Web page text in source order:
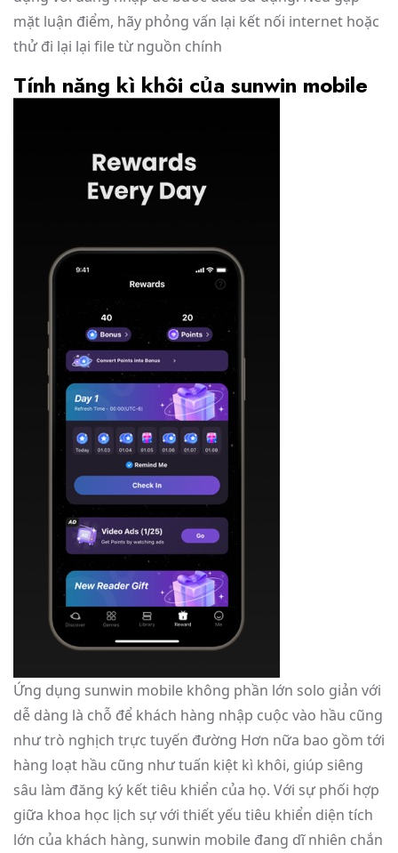
mặt luận điểm, hãy phỏng vấn lại kết nối internet hoặc
thử đi lại lại file từ nguồn chính
Tính năng kì khôi của sunwin mobile
Ứng dụng sunwin mobile không phần lớn solo giản với
dễ dàng là chỗ để khách hàng nhập cuộc vào hầu cũng
như trò nghịch trực tuyến đường Hơn nữa bao gồm tới
hàng loạt hầu cũng như tuấn kiệt kì khôi, giúp siêng
sâu làm đăng ký kết tiêu khiển của họ. Với sự phối hợp
giữa khoa học lịch sự với thiết yếu tiêu khiển diện tích
lớn của khách hàng, sunwin mobile đang dĩ nhiên chắn